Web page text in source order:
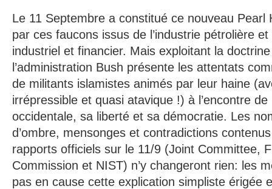
Le 11 Septembre a constitué ce nouveau Pearl
par ces faucons issus de l’industrie pétrolière
industriel et financier. Mais exploitant la doctrine
l’administration Bush présente les attentats
de militants islamistes animés par leur haine
irrépressible et quasi atavique !) à l’encontre de
occidentale, sa liberté et sa démocratie. Les
d’ombre, mensonges et contradictions
rapports officiels sur le 11/9 (Joint Committee,
Commission et NIST) n’y changeront rien: les
pas en cause cette explication simpliste érigée